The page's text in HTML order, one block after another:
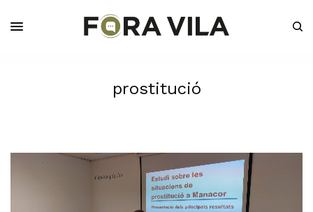
prostitució